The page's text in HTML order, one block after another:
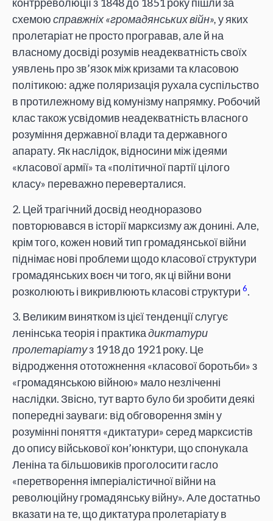
схемоюсправжніх «громадянських війн»,у яких
пролетаріат не просто програвав, але й на
власному досвіді розумів неадекватність своїх
уявлень про зв’язок між кризами та класовою
політикою: адже поляризація рухала суспільство
в протилежному від комунізму напрямку. Робочий
клас також усвідомив неадекватність власного
розуміння державної влади та державного
апарату. Як наслідок, відносини між ідеями
«класової армії» та «політичної партії цілого
класу» переважно переверталися.
2. Цей трагічний досвід неодноразово
повторювався в історії марксизму аж донині. Але,
крім того, кожен новий тип громадянської війни
піднімає нові проблеми щодо класової структури
громадянських воєн чи того, як ці війни вони
розколюють і викривлюють класові структури 6.
3. Великим винятком із цієї тенденції слугує
ленінська теорія і практикадиктатури
пролетаріатуз 1918 до 1921 року. Це
відродження ототожнення «класової боротьби» з
«громадянською війною» мало незліченні
наслідки. Звісно, тут варто було би зробити деякі
попередні зауваги: від обговорення змін у
розумінні поняття «диктатури» серед марксистів
до опису військової кон’юнктури, що спонукала
Леніна та більшовиків проголосити гасло
«перетворення імперіалістичної війни на
революційну громадянську війну». Але достатньо
вказати на те, що диктатура пролетаріату в